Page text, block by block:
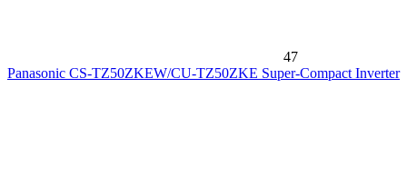
47
Panasonic CS-TZ50ZKEW/CU-TZ50ZKE Super-Compact Inverter